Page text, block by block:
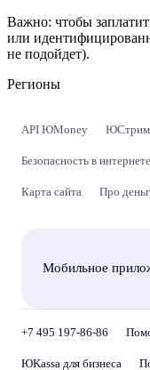
Важно: чтобы
или
не подойдет).
Регионы
API ЮMoney ЮСтрим
Безопасность в интернете
Карта сайта Про
Мобильное
+7 495 197-86-86
ЮKassa для бизнеса